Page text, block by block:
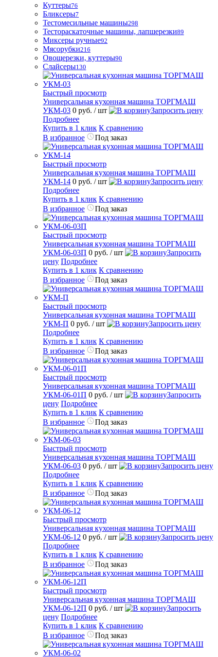
Куттеры76
Бликсеры7
Тестомесильные машины298
Тестораскаточные машины, лапшерезки89
Миксеры ручные92
Мясорубки216
Овощерезки, куттеры90
Слайсеры130
Быстрый просмотр
Универсальная кухонная машина ТОРГМАШ
УКМ-03 0 руб. / шт
Запросить цену
Подробнее
Купить в 1 клик К сравнению
В избранное
Под заказ
Быстрый просмотр
Универсальная кухонная машина ТОРГМАШ
УКМ-14 0 руб. / шт
Запросить цену
Подробнее
Купить в 1 клик К сравнению
В избранное
Под заказ
Быстрый просмотр
Универсальная кухонная машина ТОРГМАШ
УКМ-06-03П 0 руб. / шт
Запросить
цену Подробнее
Купить в 1 клик К сравнению
В избранное
Под заказ
Быстрый просмотр
Универсальная кухонная машина ТОРГМАШ
УКМ-П 0 руб. / шт
Запросить цену
Подробнее
Купить в 1 клик К сравнению
В избранное
Под заказ
Быстрый просмотр
Универсальная кухонная машина ТОРГМАШ
УКМ-06-01П 0 руб. / шт
Запросить
цену Подробнее
Купить в 1 клик К сравнению
В избранное
Под заказ
Быстрый просмотр
Универсальная кухонная машина ТОРГМАШ
УКМ-06-03 0 руб. / шт
Запросить цену
Подробнее
Купить в 1 клик К сравнению
В избранное
Под заказ
Быстрый просмотр
Универсальная кухонная машина ТОРГМАШ
УКМ-06-12 0 руб. / шт
Запросить цену
Подробнее
Купить в 1 клик К сравнению
В избранное
Под заказ
Быстрый просмотр
Универсальная кухонная машина ТОРГМАШ
УКМ-06-12П 0 руб. / шт
Запросить
цену Подробнее
Купить в 1 клик К сравнению
В избранное
Под заказ